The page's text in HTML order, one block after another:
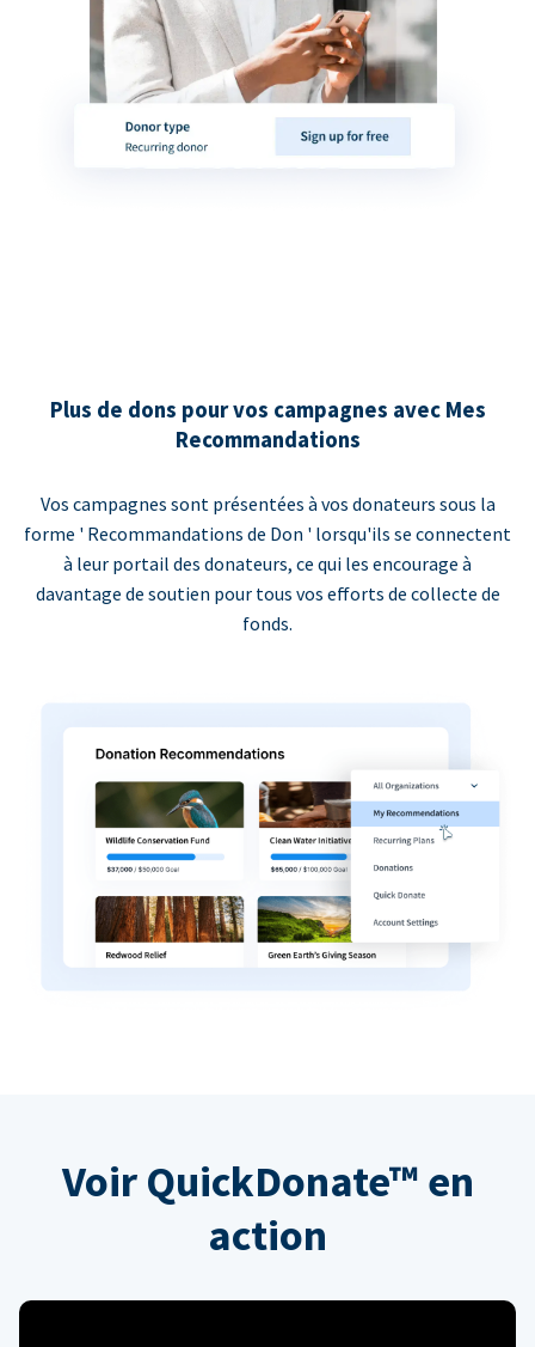
Plus de dons pour vos campagnes avec Mes
Recommandations
Vos campagnes sont présentées à vos donateurs sous la
forme ' Recommandations de Don ' lorsqu'ils se connectent
à leur portail des donateurs, ce qui les encourage à
davantage de soutien pour tous vos efforts de collecte de
fonds.
Voir QuickDonate™ en
action